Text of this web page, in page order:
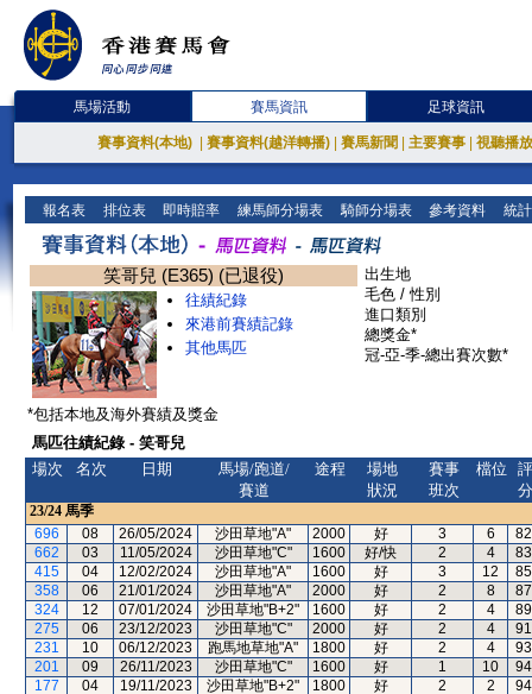
馬場活動 賽馬資訊 足球資訊
賽事資料(本地) 賽事資料(越洋轉播) 賽馬新聞 主要賽事 視聽播
報名表 排位表 即時賠率 練馬師分場表 騎師分場表 參考資料 統
笑哥兒 (E365) (已退役)
往績紀錄
來港前賽績記錄
其他馬匹
出生地
毛色 / 性別
進口類別
總獎金*
冠-亞-季-總出賽次數*
*包括本地及海外賽績及獎金
馬匹往績紀錄 - 笑哥兒
場次
名次 日期
馬場/跑道/
賽道
途程
場地
狀況
賽事
班次
檔位
評
分
23/24 馬季
696
08 26/05/2024 沙田草地"A" 2000 好 3 6
82
662
03 11/05/2024 沙田草地"C" 1600 好/快 2 4
83
415
04 12/02/2024 沙田草地"A" 1600 好 3 12
85
358
06 21/01/2024 沙田草地"A" 2000 好 2 8
87
324
12 07/01/2024 沙田草地"B+2" 1600 好 2 4
89
275
06 23/12/2023 沙田草地"C" 2000 好 2 4
91
231
10 06/12/2023 跑馬地草地"A" 1800 好 2 4
93
201
09 26/11/2023 沙田草地"C" 1600 好 1 10
94
177
04 19/11/2023 沙田草地"B+2" 1800 好 2 2
94